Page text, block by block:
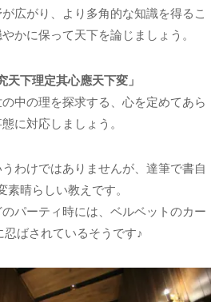
広がり、より多角的な知識を得るこ
かに保って天下を論じましょう。
天下理定其心應天下変」
中の理を探求する、心を定めてあら
に対応しましょう。
わけではありませんが、達筆で書自
素晴らしい教えです。
パーティ時には、ベルベットのカー
忍ばされているそうです♪